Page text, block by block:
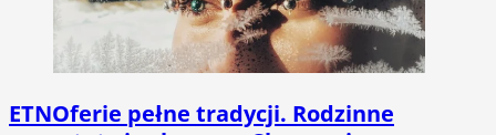
ETNOferie pełne tradycji. Rodzinne